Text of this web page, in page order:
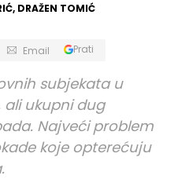
DRAŽEN TOMIĆ
Email Prati
subjekata u
ali ukupni dug
Najveći problem
koje opterećuju